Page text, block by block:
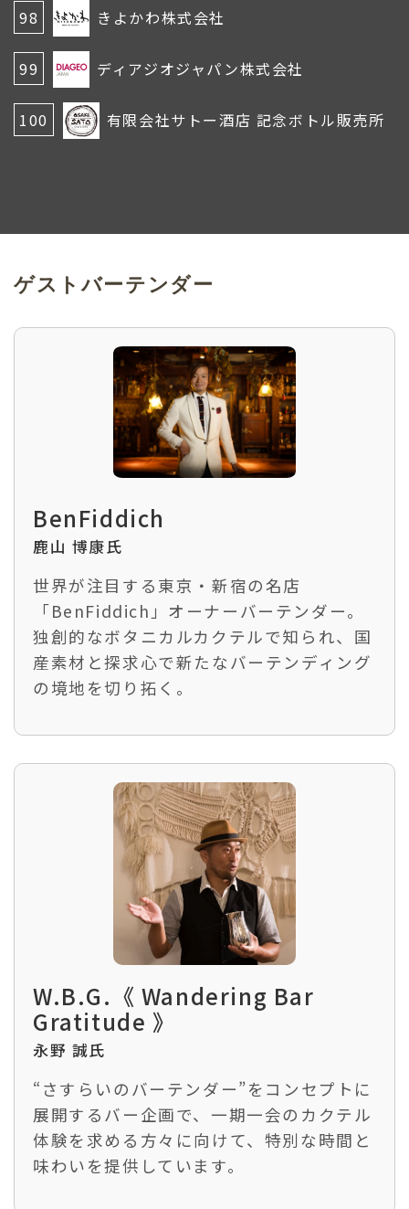
98 きよかわ株式会社
99 ディアジオジャパン株式会社
100 有限会社サトー酒店 記念ボトル販売所
ゲストバーテンダー
BenFiddich
鹿山 博康氏
世界が注目する東京・新宿の名店
「BenFiddich」オーナーバーテンダー。
独創的なボタニカルカクテルで知られ、国
産素材と探求心で新たなバーテンディング
の境地を切り拓く。
W.B.G.《 Wandering Bar
Gratitude 》
永野 誠氏
“さすらいのバーテンダー”をコンセプトに
展開するバー企画で、一期一会のカクテル
体験を求める方々に向けて、特別な時間と
味わいを提供しています。